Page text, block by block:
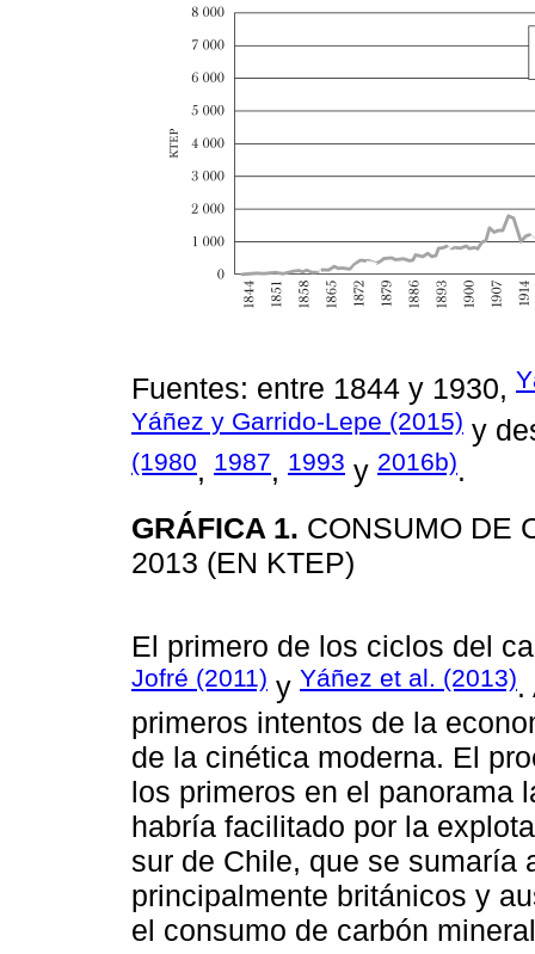
Fuentes: entre 1844 y 1930,
Yáñez y Garrido-Lepe (2015) y
(1980, 1987, 1993 y 2016b).
GRÁFICA 1. CONSUMO DE
2013 (EN KTEP)
El primero de los ciclos del
Jofré (2011) y Yáñez et al. (2013).
primeros intentos de la
de la cinética moderna. El
los primeros en el panorama
habría facilitado por la
sur de Chile, que se sumaría
principalmente británicos y
el consumo de carbón